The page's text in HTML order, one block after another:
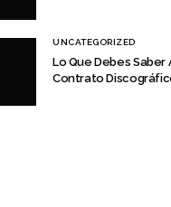
UNCATEGORIZED
Lo Que Debes Saber
Contrato